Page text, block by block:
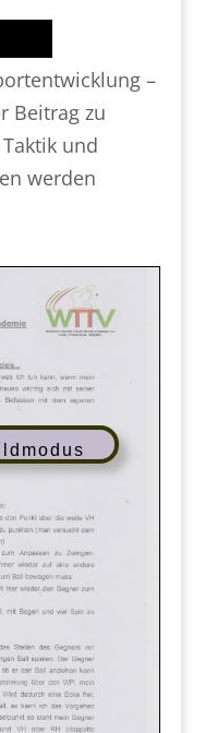
–
Beitrag zu
und
werden